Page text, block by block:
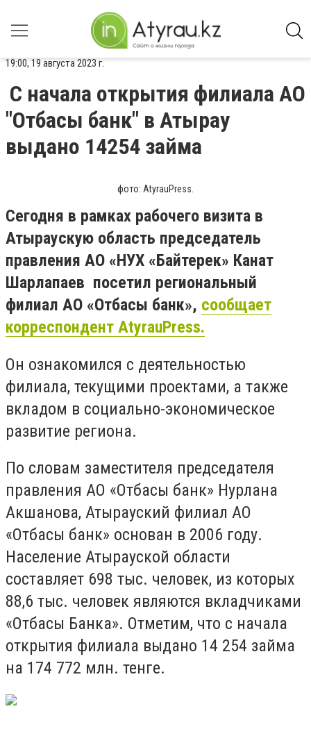
19:00, 19 августа 2023 г.
С начала открытия филиала АО
"Отбасы банк" в Атырау
выдано 14254 займа
фото: AtyrauPress.
Сегодня в рамках рабочего визита в
Атыраускую область председатель
правления АО «НУХ «Байтерек» Канат
Шарлапаев посетил региональный
филиал АО «Отбасы банк», сообщает
корреспондент AtyrauPress.
Он ознакомился с деятельностью
филиала, текущими проектами, а также
вкладом в социально-экономическое
развитие региона.
По словам заместителя председателя
правления АО «Отбасы банк» Нурлана
Акшанова, Атырауский филиал АО
«Отбасы банк» основан в 2006 году.
Население Атырауской области
составляет 698 тыс. человек, из которых
88,6 тыс. человек являются вкладчиками
«Отбасы Банка». Отметим, что с начала
открытия филиала выдано 14 254 займа
на 174 772 млн. тенге.